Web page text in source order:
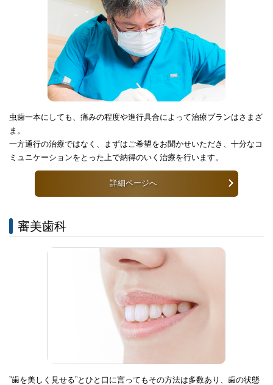
虫歯一本にしても、痛みの程度や進行具合によって治療プランはさまざ
ま。
一方通行の治療ではなく、まずはご希望をお聞かせいただき、十分なコ
ミュニケーションをとった上で納得のいく治療を行います。
詳細ページへ
審美歯科
”歯を美しく見せる”とひと口に言ってもその方法は多数あり、歯の状態